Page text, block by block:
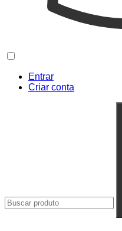
Entrar
Criar conta